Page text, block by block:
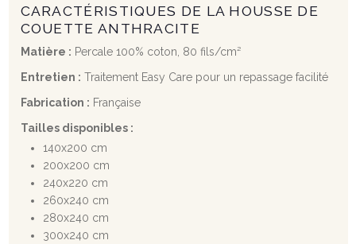
CARACTÉRISTIQUES DE LA HOUSSE DE
COUETTE ANTHRACITE
Matière : Percale 100% coton, 80 fils/cm²
Entretien : Traitement Easy Care pour un repassage facilité
Fabrication : Française
Tailles disponibles :
140x200 cm
200x200 cm
240x220 cm
260x240 cm
280x240 cm
300x240 cm